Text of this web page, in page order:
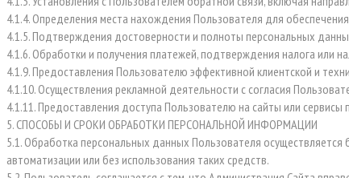
4.1.4. Определения места нахождения Пользователя для
4.1.5. Подтверждения достоверности и полноты персональных
4.1.6. Обработки и получения платежей, подтверждения налога или
4.1.9. Предоставления Пользователю эффективной клиентской и
4.1.10. Осуществления рекламной деятельности с согласия
4.1.11. Предоставления доступа Пользователю на сайты или
5. СПОСОБЫ И СРОКИ ОБРАБОТКИ ПЕРСОНАЛЬНОЙ ИНФОРМАЦИИ
5.1. Обработка персональных данных Пользователя
автоматизации или без использования таких средств.